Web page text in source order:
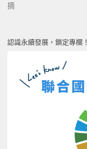
摘
認識永續發展，鎖定專欄！